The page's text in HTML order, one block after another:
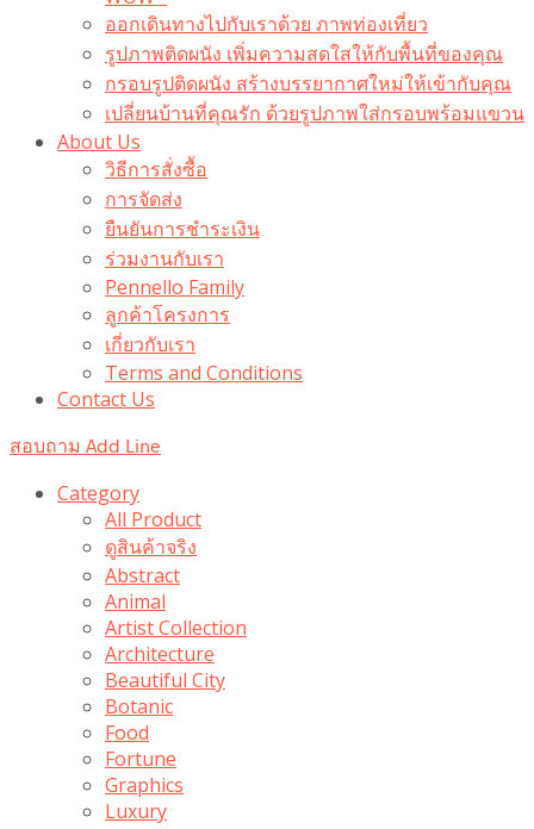
ออกเดินทางไปกับเราด้วย ภาพท่องเที่ยว
รูปภาพติดผนัง เพิ่มความสดใสให้กับพื้นที่ของคุณ
กรอบรูปติดผนัง สร้างบรรยากาศใหม่ให้เข้ากับคุณ
เปลี่ยนบ้านที่คุณรัก ด้วยรูปภาพใส่กรอบพร้อมแขวน​
About Us
วิธีการสั่งซื้อ
การจัดส่ง
ยืนยันการชำระเงิน
ร่วมงานกับเรา
Pennello Family
ลูกค้าโครงการ
เกี่ยวกับเรา
Terms and Conditions
Contact Us
สอบถาม Add Line
Category
All Product
ดูสินค้าจริง
Abstract
Animal
Artist Collection
Architecture
Beautiful City
Botanic
Food
Fortune
Graphics
Luxury